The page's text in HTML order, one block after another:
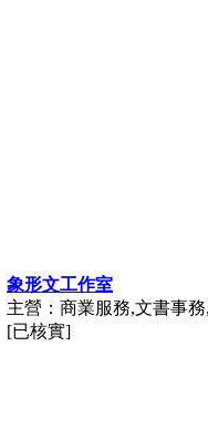
象形文工作室
主營：商業服務,文書事
[已核實]